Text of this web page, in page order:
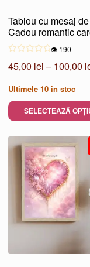
în
pagina
produsului.
Tablou cu mesaj
Cadou romantic
„Te iubesc”👁️ 190
45,00 lei – 100,00
Ultimele 10 in stoc
SELECTEAZĂ
produs
multe
variații.
Opțiunile